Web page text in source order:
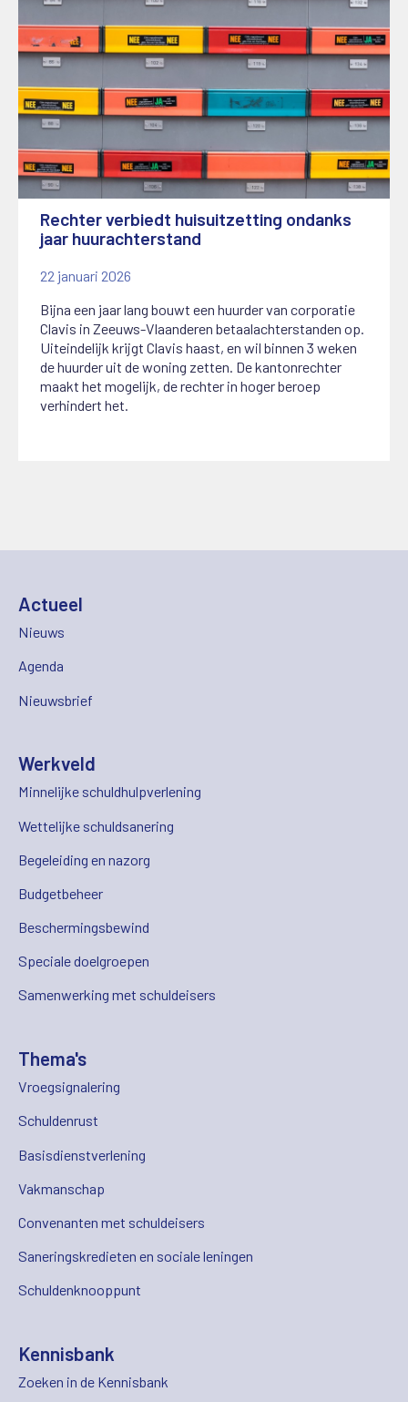
Rechter verbiedt huisuitzetting ondanks
jaar huurachterstand
22 januari 2026
Bijna een jaar lang bouwt een huurder van corporatie
Clavis in Zeeuws-Vlaanderen betaalachterstanden op.
Uiteindelijk krijgt Clavis haast, en wil binnen 3 weken
de huurder uit de woning zetten. De kantonrechter
maakt het mogelijk, de rechter in hoger beroep
verhindert het.
Actueel
Nieuws
Agenda
Nieuwsbrief
Werkveld
Minnelijke schuldhulpverlening
Wettelijke schuldsanering
Begeleiding en nazorg
Budgetbeheer
Beschermingsbewind
Speciale doelgroepen
Samenwerking met schuldeisers
Thema's
Vroegsignalering
Schuldenrust
Basisdienstverlening
Vakmanschap
Convenanten met schuldeisers
Saneringskredieten en sociale leningen
Schuldenknooppunt
Kennisbank
Zoeken in de Kennisbank